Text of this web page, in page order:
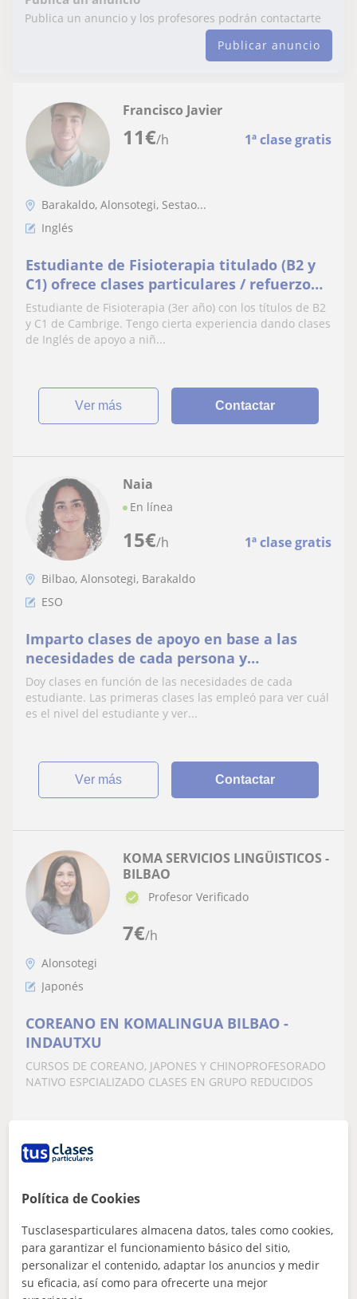
Publica un anuncio y los profesores podrán contactarte
Publicar anuncio
11€/h 1ª clase gratis
Francisco Javier
Barakaldo, Alonsotegi, Sestao...
Inglés
Estudiante de Fisioterapia titulado (B2 y
C1) ofrece clases particulares / refuerzo
de Inglés
Estudiante de Fisioterapia (3er año) con los títulos de B2
y C1 de Cambrige. Tengo cierta experiencia dando clases
de Inglés de apoyo a niñ...
ver más Contactar
15€/h 1ª clase gratis
Naia
En línea
Bilbao, Alonsotegi, Barakaldo
ESO
Imparto clases de apoyo en base a las
necesidades de cada persona y
adaptándome al ritmo de cada uno
Doy clases en función de las necesidades de cada
estudiante. Las primeras clases las empleó para ver cuál
es el nivel del estudiante y ver...
ver más Contactar
7€/h
KOMA SERVICIOS LINGÜISTICOS -
BILBAO
Profesor Verificado
Alonsotegi
Japonés
COREANO EN KOMALINGUA BILBAO -
INDAUTXU
CURSOS DE COREANO, JAPONES Y CHINOPROFESORADO
NATIVO ESPCIALIZADO CLASES EN GRUPO REDUCIDOS
ver más
12€/h 1ª clase gratis
Itziar
Política de Cookies
Tusclasesparticulares almacena datos, tales como cookies,
para garantizar el funcionamiento básico del sitio,
personalizar el contenido, adaptar los anuncios y medir
su eficacia, así como para ofrecerte una mejor